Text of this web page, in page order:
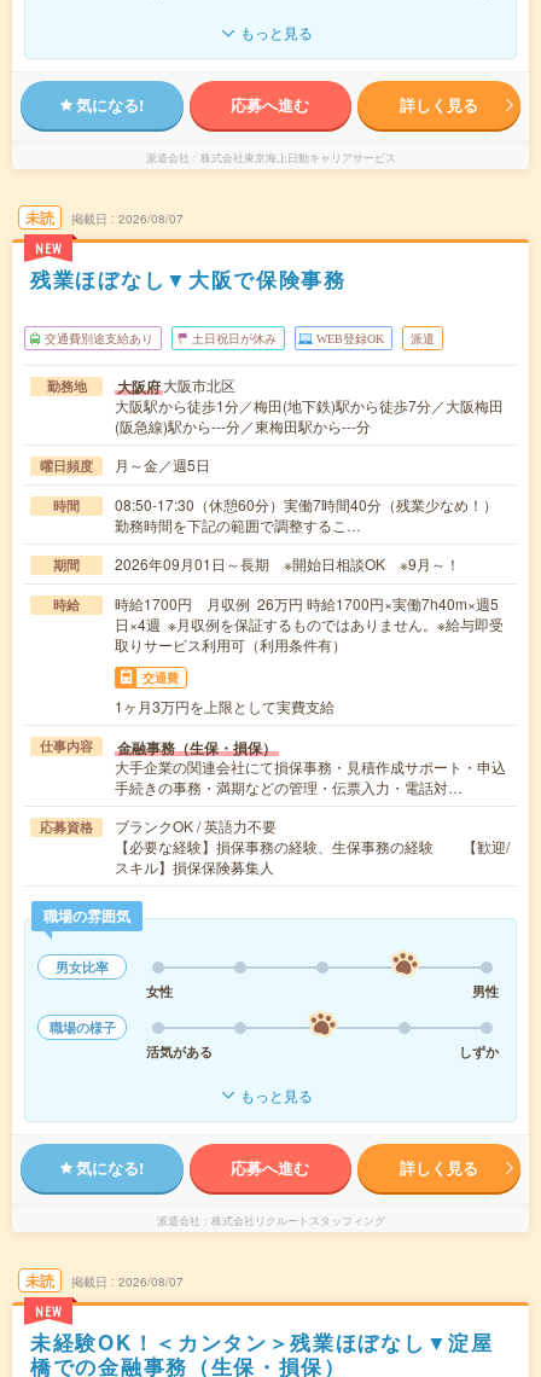
もっと見る
気になる! 応募へ進む 詳しく見る
派遣会社 株式会社東京海上日動キャリアサービス
未読
NEW
掲載日 2026/08/07
残業ほぼなし▼大阪で保険事務
交通費別途支給あり 土日祝日が休み WEB登録OK 派遣
勤務地 大阪府大阪市北区
大阪駅から徒歩1分／梅田(地下鉄)駅から徒歩7分／大阪梅田
(阪急線)駅から---分／東梅田駅から---分
曜日頻度 月～金／週5日
時間
08:50-17:30（休憩60分）実働7時間40分（残業少なめ！）
勤務時間を下記の範囲で調整するこ…
期間 2026年09月01日～長期 ※開始日相談OK ※9月～！
時給
時給1700円 月収例 26万円 時給1700円×実働7h40m×週5
日×4週 ※月収例を保証するものではありません。※給与即受
取りサービス利用可（利用条件有）
交通費
1ヶ月3万円を上限として実費支給
仕事内容 金融事務（生保・損保）
大手企業の関連会社にて損保事務・見積作成サポート・申込
手続きの事務・満期などの管理・伝票入力・電話対…
応募資格
ブランクOK / 英語力不要
【必要な経験】損保事務の経験、生保事務の経験 【歓迎/
スキル】損保保険募集人
職場の雰囲気
男女比率
女性
男性
職場の様子
活気がある
しずか
もっと見る
気になる! 応募へ進む 詳しく見る
派遣会社 株式会社リクルートスタッフィング
未読
NEW
掲載日 2026/08/07
未経験OK！＜カンタン＞残業ほぼなし▼淀屋
橋での金融事務（生保・損保）